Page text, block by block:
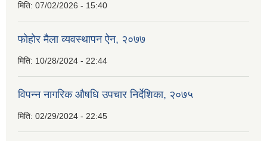
मिति: 07/02/2026 - 15:40
फोहोर मैला व्यवस्थापन ऐन, २०७७
मिति: 10/28/2024 - 22:44
विपन्न नागरिक औषधि उपचार निर्देशिका, २०७५
मिति: 02/29/2024 - 22:45